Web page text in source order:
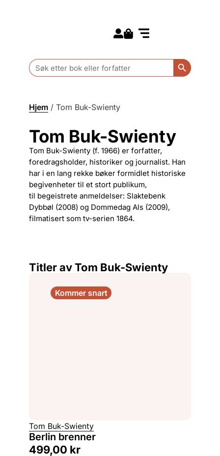
Search
for:
Search
Hjem / Tom Buk-Swienty
Tom Buk-Swienty
Tom Buk-Swienty (f. 1966) er forfatter,
foredragsholder, historiker og journalist. Han
har i en lang rekke bøker formidlet historiske
begivenheter til et stort publikum,
til begeistrete anmeldelser: Slaktebenk
Dybbøl (2008) og Dommedag Als (2009),
filmatisert som tv-serien 1864.
Titler av Tom Buk-Swienty
Kommer snart
Tom Buk-Swienty
Berlin brenner
499,00 kr